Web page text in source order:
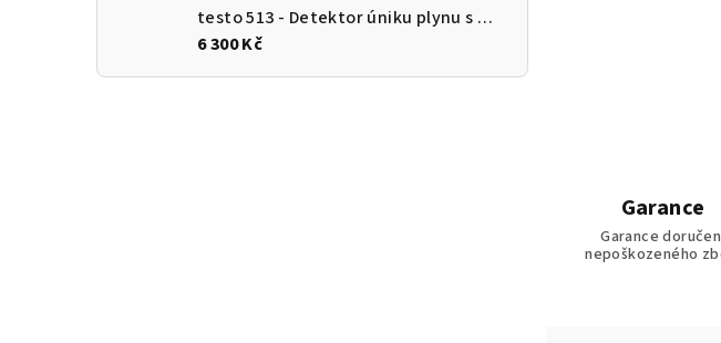
testo 513 - Detektor úniku plynu s ohebnou sondou
6 300 Kč
Garance
Garance
nepoškozeného